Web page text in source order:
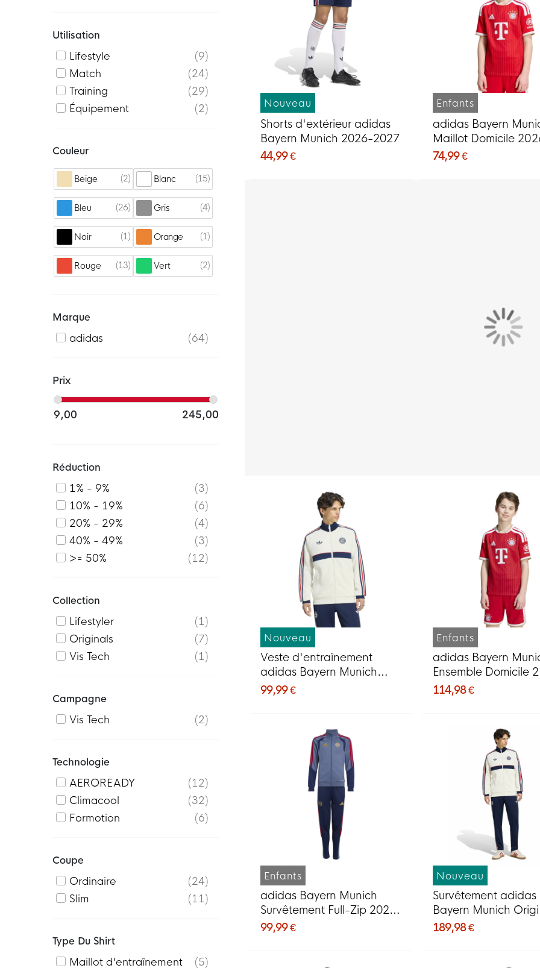
Nouveau
Shorts d'extérieur adidas
Bayern Munich 2026-2027
44,99 €
Enfants
adidas Bayern
Maillot Domicile
2027 Enfants
74,99 €
Nouveau
Veste d'entraînement
adidas Bayern Munich
Originals, blanc, bleu
99,99 €
Enfants
adidas Bayern
Ensemble Domicile
2027 Enfants
114,98 €
Enfants
adidas Bayern Munich
Survêtement Full-Zip 2026-
2027 Enfants Bleu Foncé
99,99 €
Nouveau
Survêtement adidas
Bayern Munich
fermeture éclair
189,98 €
Utilisation
Lifestyle
9
Match
24
Training
29
Équipement
2
Couleur
Beige 2 Blanc 15
Bleu 26 Gris 4
Noir 1 Orange 1
Rouge 13 Vert 2
Marque
adidas
64
Prix
9,00 245,00
Réduction
1% - 9%
3
10% - 19%
6
20% - 29%
4
40% - 49%
3
>= 50%
12
Collection
Lifestyler
1
Originals
7
Vis Tech
1
Campagne
Vis Tech
2
Technologie
AEROREADY
12
Climacool
32
Formotion
6
Coupe
Ordinaire
24
Slim
11
Type Du Shirt
Maillot d'entraînement
5